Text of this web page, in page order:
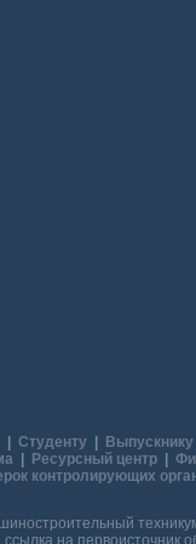
| Студенту| Выпускнику
Ресурсный центр
контролирующих
на первоисточник